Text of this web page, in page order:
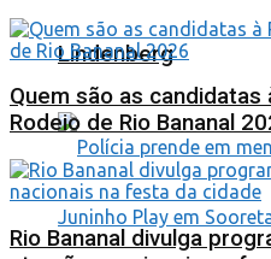
Lindenberg
Quem são as candidatas
Rodeio de Rio Bananal
Rio Bananal divulga